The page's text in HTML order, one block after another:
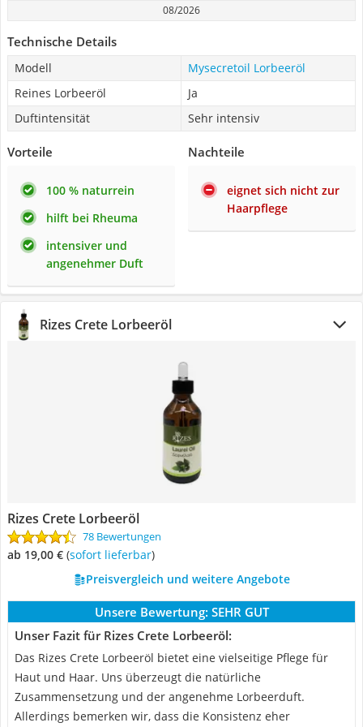
08/2026
Technische Details
Modell
Mysecretoil Lorbeeröl
Reines Lorbeeröl
Ja
Duftintensität
Sehr intensiv
Vorteile
100 % naturrein
hilft bei Rheuma
intensiver und
angenehmer Duft
Nachteile
eignet sich nicht zur
Haarpflege
Rizes Crete Lorbeeröl
Rizes Crete Lorbeeröl
78 Bewertungen
ab 19,00 € ( Sofort lieferbar)
Preisvergleich und weitere Angebote
Unsere Bewertung: SEHR GUT
Unser Fazit für Rizes Crete Lorbeeröl:
Das Rizes Crete Lorbeeröl bietet eine vielseitige Pflege für
Haut und Haar. Uns überzeugt die natürliche
Zusammensetzung und der angenehme Lorbeerduft.
Allerdings bemerken wir, dass die Konsistenz eher